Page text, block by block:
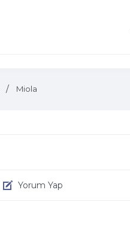
Miola
Yorum Yap